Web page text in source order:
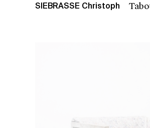
SIEBRASSE Christoph